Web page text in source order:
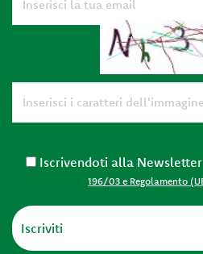
Iscrivendoti alla
196/03 e Regolamento